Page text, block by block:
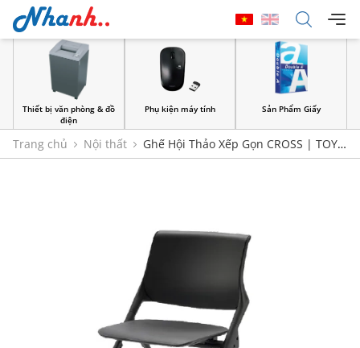
Thiết bị văn phòng & đồ
điện
Phụ kiện máy tính Sản Phẩm Giấy
Trang chủ Nội thất
Ghế Hội Thảo Xếp Gọn CROSS | TOYO
TAPER